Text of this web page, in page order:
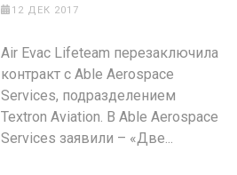
12 ДЕК 2017
Air Evac Lifeteam перезаключила
контракт с Able Aerospace
Services, подразделением
Textron Aviation. В Able Aerospace
Services заявили – «Две...